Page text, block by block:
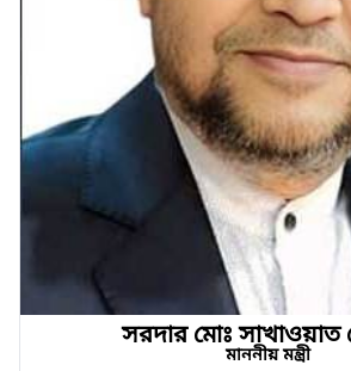
সরদার মোঃ সাখাওয়াত
মাননীয় মন্ত্রী